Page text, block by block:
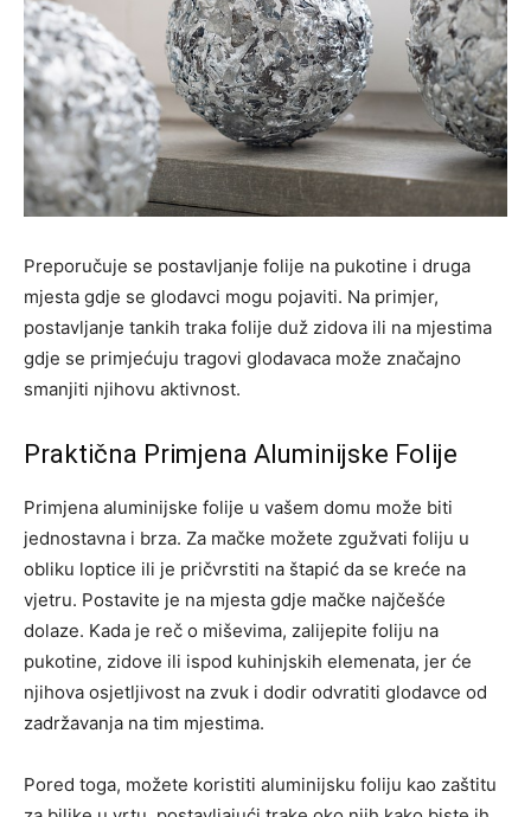
Preporučuje se postavljanje folije na pukotine i druga
mjesta gdje se glodavci mogu pojaviti. Na primjer,
postavljanje tankih traka folije duž zidova ili na mjestima
gdje se primjećuju tragovi glodavaca može značajno
smanjiti njihovu aktivnost.
Praktična Primjena Aluminijske Folije
Primjena aluminijske folije u vašem domu može biti
jednostavna i brza. Za mačke možete zgužvati foliju u
obliku loptice ili je pričvrstiti na štapić da se kreće na
vjetru. Postavite je na mjesta gdje mačke najčešće
dolaze. Kada je reč o miševima, zalijepite foliju na
pukotine, zidove ili ispod kuhinjskih elemenata, jer će
njihova osjetljivost na zvuk i dodir odvratiti glodavce od
zadržavanja na tim mjestima.
Pored toga, možete koristiti aluminijsku foliju kao zaštitu